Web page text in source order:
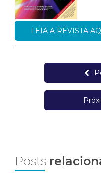
LEIA A REVISTA
Posts